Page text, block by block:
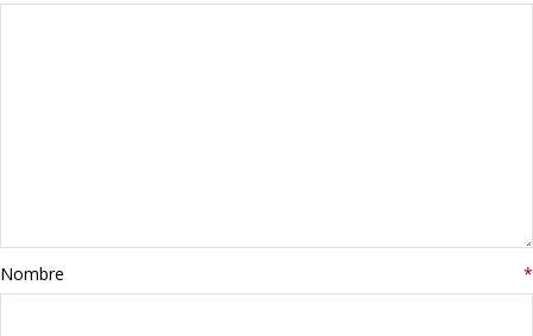
libros
Nombre *